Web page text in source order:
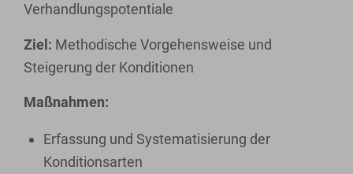
Verhandlungspotentiale
Ziel: Methodische Vorgehensweise und
Steigerung der Konditionen
Maßnahmen:
Erfassung und Systematisierung der
Konditionsarten